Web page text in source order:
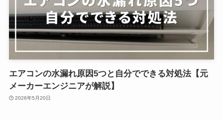
エアコンの水漏れ原因5つと自分でできる対処法【元
メーカーエンジニアが解説】
2026年5月20日